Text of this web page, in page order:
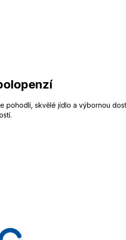
skvělé jídlo a výbornou